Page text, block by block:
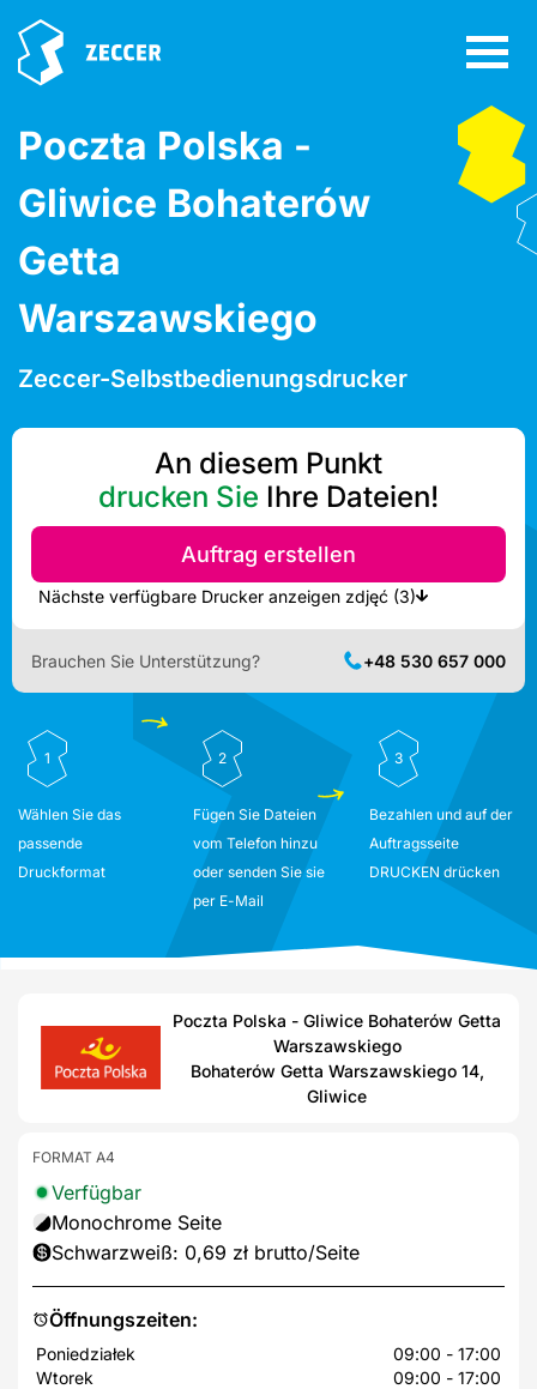
Poczta Polska -
Gliwice Bohaterów
Getta
Warszawskiego
Zeccer-Selbstbedienungsdrucker
An diesem Punkt
drucken Sie Ihre Dateien!
Auftrag erstellen
Nächste verfügbare Drucker anzeigen zdjęć (3)
Brauchen Sie Unterstützung? +48 530 657 000
1
Wählen Sie das
passende
Druckformat
2
Fügen Sie Dateien
vom Telefon hinzu
oder senden Sie sie
per E-Mail
3
Bezahlen und auf der
Auftragsseite
DRUCKEN drücken
Poczta Polska - Gliwice Bohaterów Getta
Warszawskiego
Bohaterów Getta Warszawskiego 14,
Gliwice
Öffnungszeiten:
Poniedziałek
09:00 - 17:00
Wtorek
09:00 - 17:00
FORMAT A4
Verfügbar
Monochrome Seite
Schwarzweiß: 0,69 zł brutto/Seite